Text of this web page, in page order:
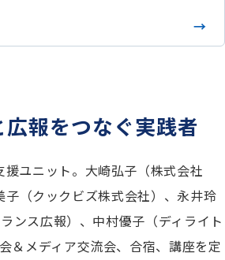
題を持ち込み、その場でAIと向き合う
報をつなぐ実践者
ユニット。大崎弘子（株式会社
（クックビズ株式会社）、永井玲
ンス広報）、中村優子（ディライト
＆メディア交流会、合宿、講座を定